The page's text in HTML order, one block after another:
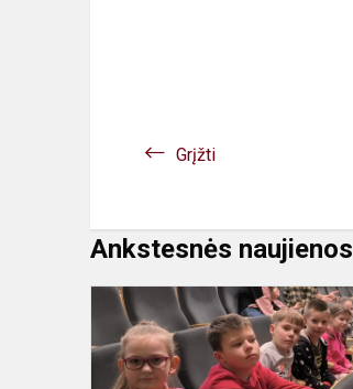
Grįžti
Ankstesnės naujienos